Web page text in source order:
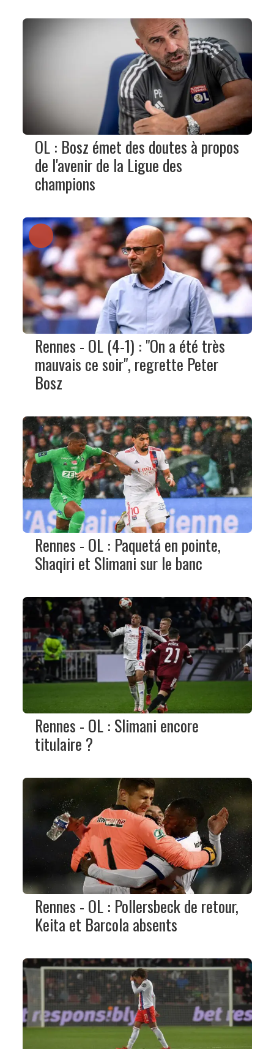
OL : Bosz émet des doutes à propos
de l'avenir de la Ligue des
champions
Rennes - OL (4-1) : "On a été très
mauvais ce soir", regrette Peter
Bosz
Rennes - OL : Paquetá en pointe,
Shaqiri et Slimani sur le banc
Rennes - OL : Slimani encore
titulaire ?
Rennes - OL : Pollersbeck de retour,
Keita et Barcola absents